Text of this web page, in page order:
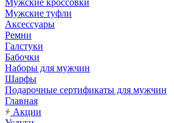
Мужские кроссовки
Мужские туфли
Аксессуары
Ремни
Галстуки
Бабочки
Наборы для мужчин
Шарфы
Подарочные сертификаты для мужчин
Главная
Акции